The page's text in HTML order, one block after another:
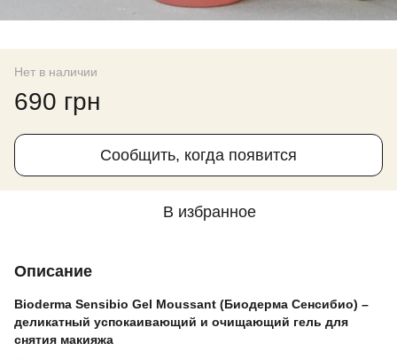
Нет в наличии
690 грн
Сообщить, когда появится
В избранное
Описание
Bioderma Sensibio Gel Moussant (Биодерма Сенсибио) –
деликатный успокаивающий и очищающий гель для
снятия макияжа